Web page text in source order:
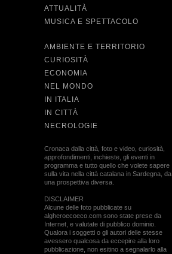
ATTUALITÀ
MUSICA E SPETTACOLO
AMBIENTE E TERRITORIO
CURIOSITÀ
ECONOMIA
NEL MONDO
IN ITALIA
IN CITTÀ
NECROLOGIE
Cronaca dalla città, foto e video, curiosità,
approfondimenti, inchieste, gli eventi in
programma e tutto quello che volete sapere
sulla vita nella città catalana in Sardegna, da
una prospettiva diversa.
DISCLAIMER
Alcune delle foto pubblicate su
algheroecoeco.com sono state prese da
Internet, e valutate di pubblico dominio.
Qualora i soggetti o gli autori delle stesse
avessero qualcosa da eccepire alla loro
pubblicazione, non esitino a segnalarlo alla